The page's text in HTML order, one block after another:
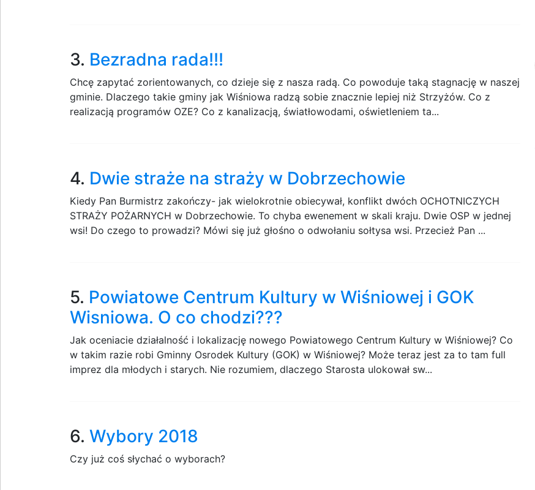
3. Bezradna rada!!!
Chcę zapytać zorientowanych, co dzieje się z nasza radą. Co powoduje taką stagnację w naszej
gminie. Dlaczego takie gminy jak Wiśniowa radzą sobie znacznie lepiej niż Strzyżów. Co z
realizacją programów OZE? Co z kanalizacją, światłowodami, oświetleniem ta...
4. Dwie straże na straży w Dobrzechowie
Kiedy Pan Burmistrz zakończy- jak wielokrotnie obiecywał, konflikt dwóch OCHOTNICZYCH
STRAŻY POŻARNYCH w Dobrzechowie. To chyba ewenement w skali kraju. Dwie OSP w jednej
wsi! Do czego to prowadzi? Mówi się już głośno o odwołaniu sołtysa wsi. Przecież Pan ...
5. Powiatowe Centrum Kultury w Wiśniowej i GOK
Wisniowa. O co chodzi???
Jak oceniacie działalność i lokalizację nowego Powiatowego Centrum Kultury w Wiśniowej? Co
w takim razie robi Gminny Osrodek Kultury (GOK) w Wiśniowej? Może teraz jest za to tam full
imprez dla młodych i starych. Nie rozumiem, dlaczego Starosta ulokował sw...
6. Wybory 2018
Czy już coś słychać o wyborach?